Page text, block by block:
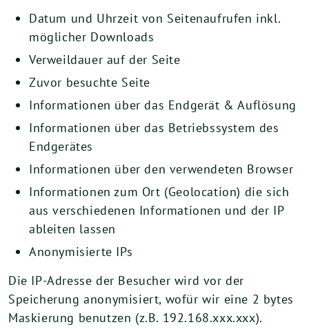
Datum und Uhrzeit von Seitenaufrufen inkl.
möglicher Downloads
Verweildauer auf der Seite
Zuvor besuchte Seite
Informationen über das Endgerät & Auflösung
Informationen über das Betriebssystem des
Endgerätes
Informationen über den verwendeten Browser
Informationen zum Ort (Geolocation) die sich
aus verschiedenen Informationen und der IP
ableiten lassen
Anonymisierte IPs
Die IP-Adresse der Besucher wird vor der
Speicherung anonymisiert, wofür wir eine 2 bytes
Maskierung benutzen (z.B. 192.168.xxx.xxx).